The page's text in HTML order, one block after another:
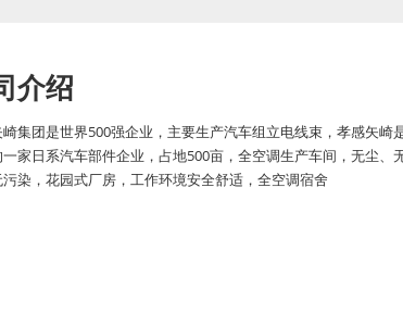
介绍
崎集团是世界500强企业，主要生产汽车组立电线束，孝感矢崎
家日系汽车部件企业，占地500亩，全空调生产车间，无尘、
染，花园式厂房，工作环境安全舒适，全空调宿舍